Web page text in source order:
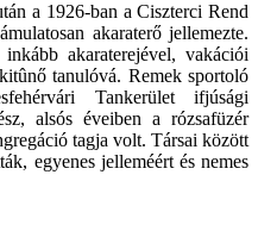
a 1926-ban a Ciszterci Rend
akaraterő jellemezte.
akaraterejével, vakációi
tanulóvá. Remek sportoló
Tankerület ifjúsági
alsós éveiben a rózsafüzér
tagja volt. Társai között
egyenes jelleméért és nemes